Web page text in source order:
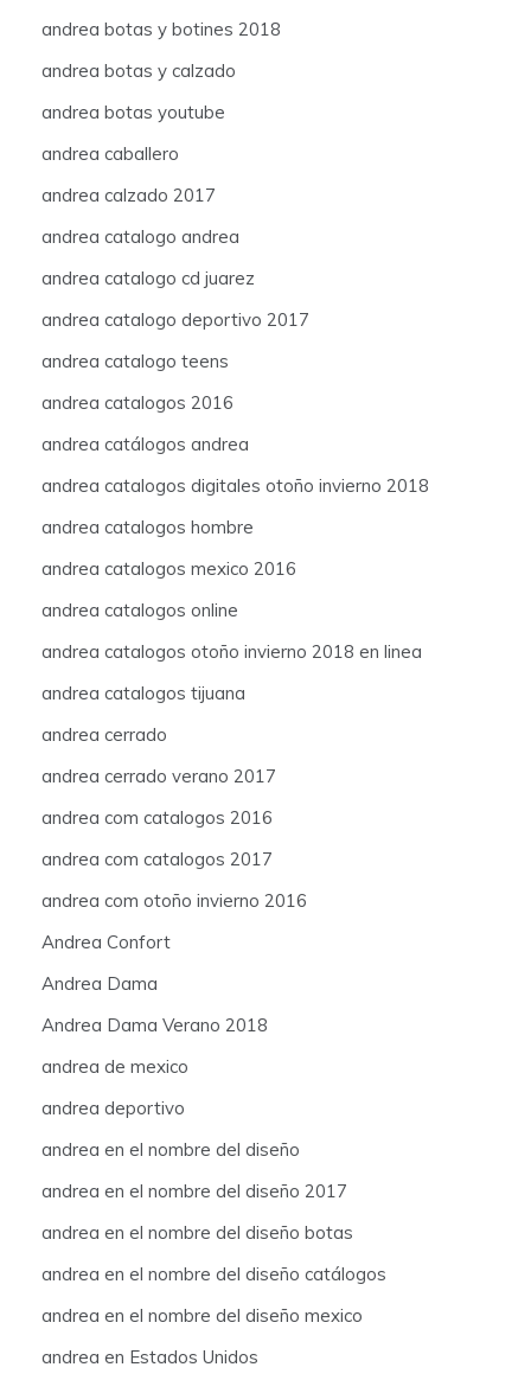
andrea botas y botines 2018
andrea botas y calzado
andrea botas youtube
andrea caballero
andrea calzado 2017
andrea catalogo andrea
andrea catalogo cd juarez
andrea catalogo deportivo 2017
andrea catalogo teens
andrea catalogos 2016
andrea catálogos andrea
andrea catalogos digitales otoño invierno 2018
andrea catalogos hombre
andrea catalogos mexico 2016
andrea catalogos online
andrea catalogos otoño invierno 2018 en linea
andrea catalogos tijuana
andrea cerrado
andrea cerrado verano 2017
andrea com catalogos 2016
andrea com catalogos 2017
andrea com otoño invierno 2016
Andrea Confort
Andrea Dama
Andrea Dama Verano 2018
andrea de mexico
andrea deportivo
andrea en el nombre del diseño
andrea en el nombre del diseño 2017
andrea en el nombre del diseño botas
andrea en el nombre del diseño catálogos
andrea en el nombre del diseño mexico
andrea en Estados Unidos